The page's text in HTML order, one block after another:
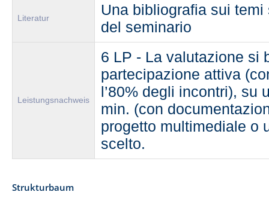
Literatur
Una bibliografia sui
del seminario
Leistungsnachweis
6 LP - La valutazione si
partecipazione attiva
l’80% degli incontri), su
min. (con
progetto multimediale o
scelto.
Strukturbaum